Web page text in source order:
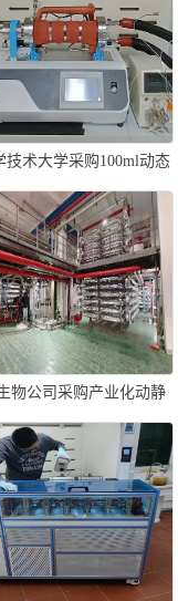
技术大学采购100ml动态
管式反应器一套
物公司采购产业化动静
式反应器成套设备